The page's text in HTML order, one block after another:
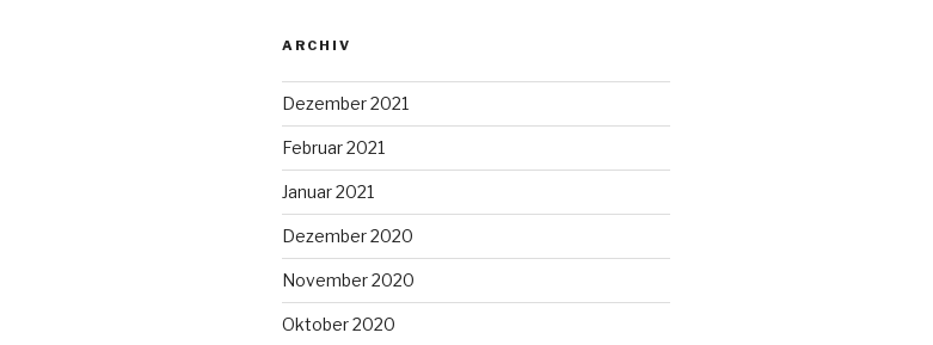
ARCHIV
Dezember 2021
Februar 2021
Januar 2021
Dezember 2020
November 2020
Oktober 2020